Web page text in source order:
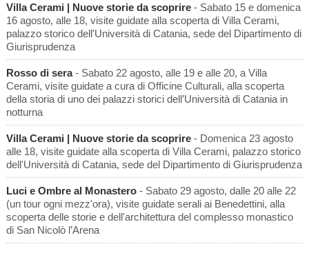
Villa Cerami | Nuove storie da scoprire- Sabato 15 e domenica
16 agosto, alle 18, visite guidate alla scoperta di Villa Cerami,
palazzo storico dell'Università di Catania, sede del Dipartimento di
Giurisprudenza
Rosso di sera- Sabato 22 agosto, alle 19 e alle 20, a Villa
Cerami, visite guidate a cura di Officine Culturali, alla scoperta
della storia di uno dei palazzi storici dell’Università di Catania in
notturna
Villa Cerami | Nuove storie da scoprire- Domenica 23 agosto
alle 18, visite guidate alla scoperta di Villa Cerami, palazzo storico
dell'Università di Catania, sede del Dipartimento di Giurisprudenza
Luci e Ombre al Monastero- Sabato 29 agosto, dalle 20 alle 22
(un tour ogni mezz'ora), visite guidate serali ai Benedettini, alla
scoperta delle storie e dell'architettura del complesso monastico
di San Nicolò l’Arena